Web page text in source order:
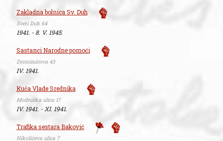
Zakladna bolnica Sv. Duh
Sveti Duh 64
1941. - 8. V. 1945.
Sastanci Narodne pomoći
Zvonimirova 43
IV. 1941.
Kuća Vlade Srednika
Modruška ulica 17
IV. 1941. - XI. 1941.
Trafika sestara Baković
Nikolićeva ulica 7